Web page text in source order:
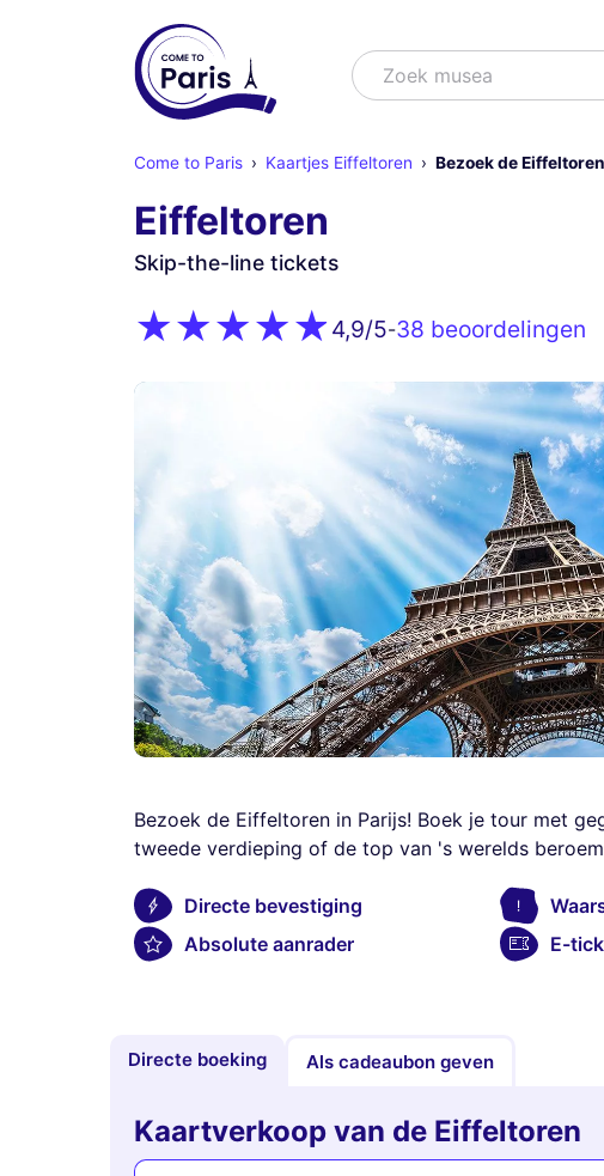
ZoekZoek mu
Come to Paris Kaartjes Eiffeltoren Bezoek de Eiffeltoren
Eiffeltoren
Skip-the-line tickets
4,9/5-38 beoordelingen
Bezoek de Eiffeltoren in Parijs! Boek je tour met
tweede verdieping of de top van 's werelds
Directe bevestiging
Absolute aanrader
E-
Directe boeking Als cadeaubon geven
Kaartverkoop van de Eiffeltoren